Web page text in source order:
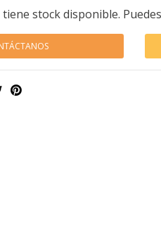
stock disponible.